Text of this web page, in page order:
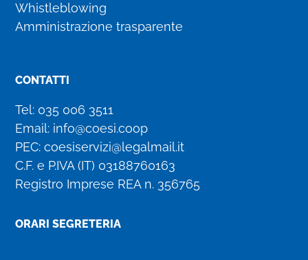
Whistleblowing
Amministrazione trasparente
CONTATTI
Tel: 035 006 3511
Email: info@coesi.coop
PEC:coesiservizi@legalmail.it
C.F. e P.IVA (IT) 03188760163
Registro Imprese REA n. 356765
ORARI SEGRETERIA